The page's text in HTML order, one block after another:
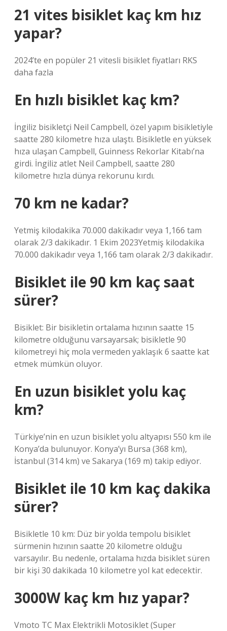
21 vites bisiklet kaç km hız
yapar?
2024’te en popüler 21 vitesli bisiklet fiyatları RKS
daha fazla
En hızlı bisiklet kaç km?
İngiliz bisikletçi Neil Campbell, özel yapım bisikletiyle
saatte 280 kilometre hıza ulaştı. Bisikletle en yüksek
hıza ulaşan Campbell, Guinness Rekorlar Kitabı’na
girdi. İngiliz atlet Neil Campbell, saatte 280
kilometre hızla dünya rekorunu kırdı.
70 km ne kadar?
Yetmiş kilodakika 70.000 dakikadır veya 1,166 tam
olarak 2/3 dakikadır. 1 Ekim 2023Yetmiş kilodakika
70.000 dakikadır veya 1,166 tam olarak 2/3 dakikadır.
Bisiklet ile 90 km kaç saat
sürer?
Bisiklet: Bir bisikletin ortalama hızının saatte 15
kilometre olduğunu varsayarsak; bisikletle 90
kilometreyi hiç mola vermeden yaklaşık 6 saatte kat
etmek mümkün oluyor.
En uzun bisiklet yolu kaç
km?
Türkiye’nin en uzun bisiklet yolu altyapısı 550 km ile
Konya’da bulunuyor. Konya’yı Bursa (368 km),
İstanbul (314 km) ve Sakarya (169 m) takip ediyor.
Bisiklet ile 10 km kaç dakika
sürer?
Bisikletle 10 km: Düz bir yolda tempolu bisiklet
sürmenin hızının saatte 20 kilometre olduğu
varsayılır. Bu nedenle, ortalama hızda bisiklet süren
bir kişi 30 dakikada 10 kilometre yol kat edecektir.
3000W kaç km hız yapar?
Vmoto TC Max Elektrikli Motosiklet (Super